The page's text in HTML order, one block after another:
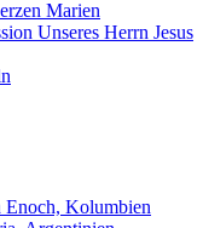
Marien
Unseres Herrn Jesus
Enoch, Kolumbien